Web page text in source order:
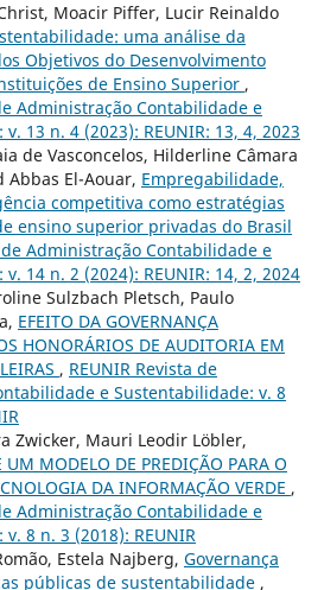
Moacir Piffer, Lucir Reinaldo
uma análise da
Objetivos do Desenvolvimento
de Ensino Superior ,
Administração Contabilidade e
13 n. 4 (2023): REUNIR: 13, 4, 2023
de Vasconcelos, Hilderline Câmara
Abbas El-Aouar, Empregabilidade,
competitiva como estratégias
ensino superior privadas do Brasil
de Administração Contabilidade e
14 n. 2 (2024): REUNIR: 14, 2, 2024
Sulzbach Pletsch, Paulo
EFEITO DA GOVERNANÇA
HONORÁRIOS DE AUDITORIA EM
, REUNIR Revista de
e Sustentabilidade: v. 8
Zwicker, Mauri Leodir Löbler,
UM MODELO DE PREDIÇÃO PARA O
DA INFORMAÇÃO VERDE ,
Administração Contabilidade e
8 n. 3 (2018): REUNIR
Estela Najberg, Governança
públicas de sustentabilidade ,